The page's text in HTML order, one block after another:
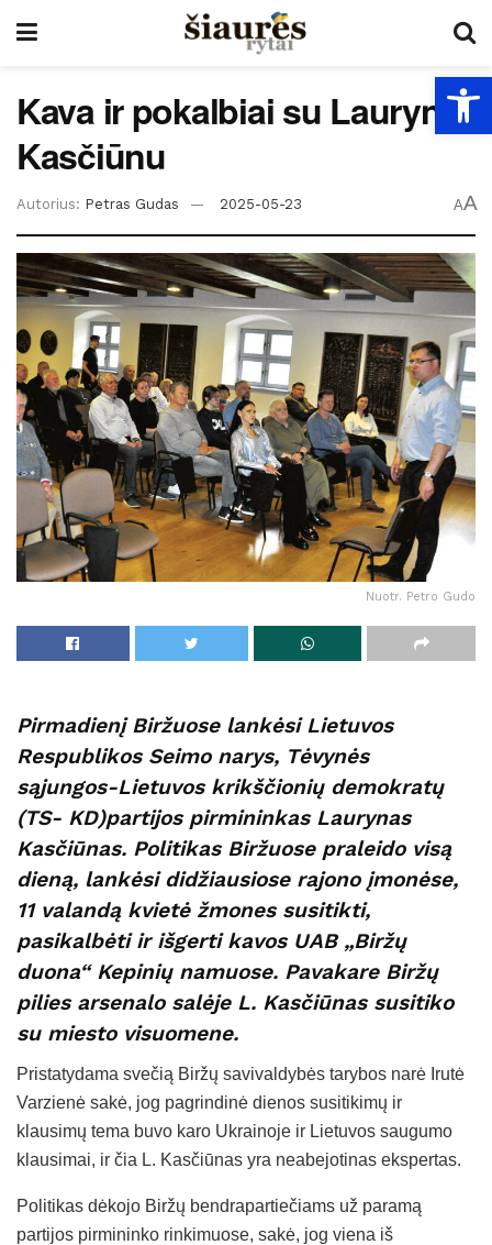
Kava ir pokalbiai su Laurynu
Kasčiūnu
Autorius: Petras Gudas 2025-05-23 AA
Nuotr. Petro Gudo
Pirmadienį Biržuose lankėsi Lietuvos
Respublikos Seimo narys, Tėvynės
sąjungos-Lietuvos krikščionių demokratų
(TS- KD)partijos pirmininkas Laurynas
Kasčiūnas. Politikas Biržuose praleido visą
dieną, lankėsi didžiausiose rajono įmonėse,
11 valandą kvietė žmones susitikti,
pasikalbėti ir išgerti kavos UAB „Biržų
duona“ Kepinių namuose. Pavakare Biržų
pilies arsenalo salėje L. Kasčiūnas susitiko
su miesto visuomene.
Pristatydama svečią Biržų savivaldybės tarybos narė Irutė
Varzienė sakė, jog pagrindinė dienos susitikimų ir
klausimų tema buvo karo Ukrainoje ir Lietuvos saugumo
klausimai, ir čia L. Kasčiūnas yra neabejotinas ekspertas.
Politikas dėkojo Biržų bendrapartiečiams už paramą
partijos pirmininko rinkimuose, sakė, jog viena iš